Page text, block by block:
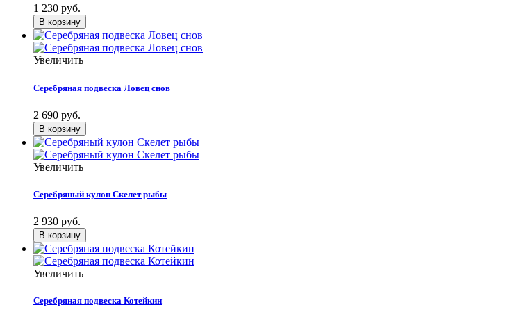
1 230 руб.
Увеличить
Серебряная подвеска Ловец снов
2 690 руб.
Увеличить
Серебряный кулон Скелет рыбы
2 930 руб.
Увеличить
Серебряная подвеска Котейкин